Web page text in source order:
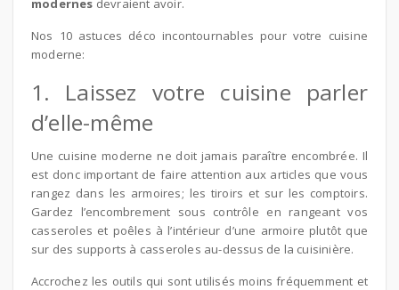
Nos 10 astuces déco incontournables pour votre cuisine
moderne:
1. Laissez votre cuisine parler
d’elle-même
Une cuisine moderne ne doit jamais paraître encombrée. Il
est donc important de faire attention aux articles que vous
rangez dans les armoires; les tiroirs et sur les comptoirs.
Gardez l’encombrement sous contrôle en rangeant vos
casseroles et poêles à l’intérieur d’une armoire plutôt que
sur des supports à casseroles au-dessus de la cuisinière.
Accrochez les outils qui sont utilisés moins fréquemment et